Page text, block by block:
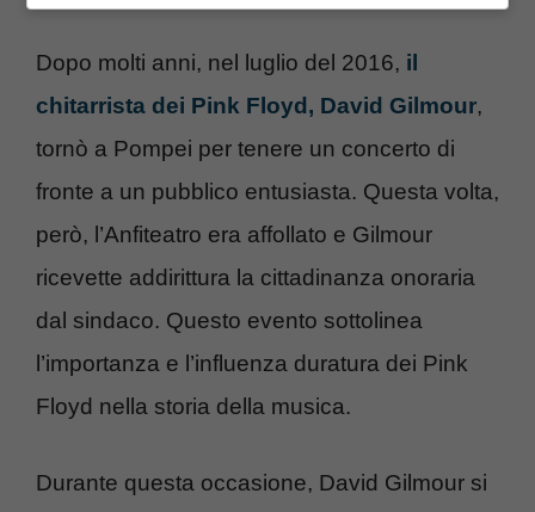
Dopo molti anni, nel luglio del 2016, il
chitarrista dei Pink Floyd, David Gilmour,
tornò a Pompei per tenere un concerto di
fronte a un pubblico entusiasta. Questa volta,
però, l’Anfiteatro era affollato e Gilmour
ricevette addirittura la cittadinanza onoraria
dal sindaco. Questo evento sottolinea
l’importanza e l’influenza duratura dei Pink
Floyd nella storia della musica.
Durante questa occasione, David Gilmour si